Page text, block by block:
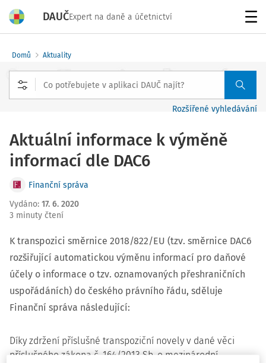
DAUČExpert na daně a účetnictví
Domů Aktuality
Rozšířené vyhledávání
Aktuální informace k výměně
informací dle DAC6
Finanční správa
Vydáno: 17. 6. 2020
3 minuty čtení
K transpozici směrnice 2018/822/EU (tzv. směrnice DAC6
rozšiřující automatickou výměnu informací pro daňové
účely o informace o tzv. oznamovaných přeshraničních
uspořádáních) do českého právního řádu, sděluje
Finanční správa následující:
Díky zdržení příslušné transpoziční novely v dané věci
příslušného zákona č. 164/2013 Sb. o mezinárodní